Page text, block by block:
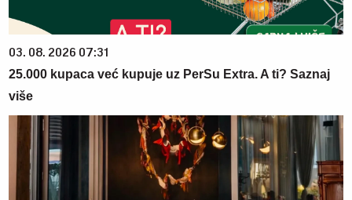
03. 08. 2026 07:31
25.000 kupaca već kupuje uz PerSu Extra. A ti? Saznaj
više